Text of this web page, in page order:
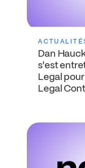
Dan
s'est
Legal
Legal